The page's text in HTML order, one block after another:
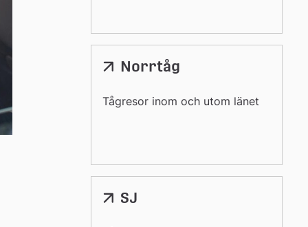
Länk
extern
Norrtåg
Tågresor inom och utom länet
LänkSJ